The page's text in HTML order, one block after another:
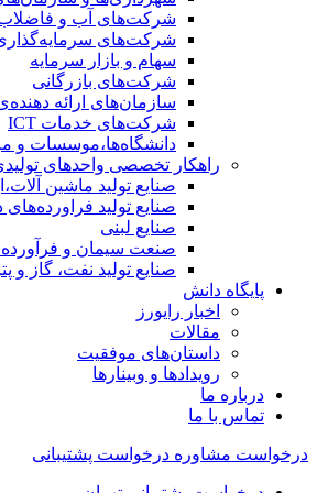
شرکت‌های آب و فاضلاب
شرکت‌های سرمایه‌گذاری
سهام و بازار سرمایه
شرکت‌های بازرگانی
سازمان‌های ارائه
شرکت‌های خدمات ICT
دانشگاه‌ها،موسسات و
راهکار تخصصی واحدهای
صنایع توليد ماشين
صنایع تولید
صنایع لبنی
صنعت سیمان و
صنایع تولید نفت، گاز و
پایگاه دانش
اخبار رایورز
مقالات
داستان‌های موفقیت
رویدادها و وبینارها
درباره ما
تماس با ما
درخواست مشاوره درخواست پشتیبانی